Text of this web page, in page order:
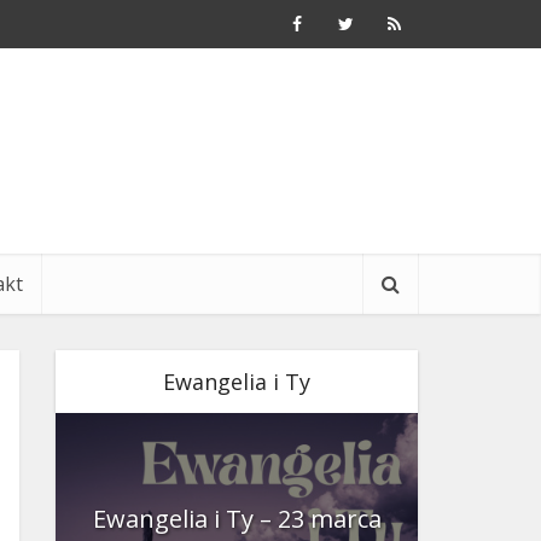
Ewangelia i Ty
Ewangelia i Ty – 23 marca